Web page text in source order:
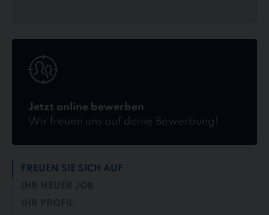
Jetzt online bewerben
Wir freuen uns auf deine Bewerbung!
online
bewerben
FREUEN SIE SICH AUF